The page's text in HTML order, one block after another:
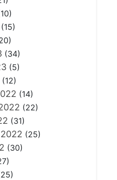
(34)
(5)
(14)
(22)
(31)
(25)
(30)